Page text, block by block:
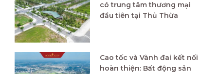
có trung tâm thương mại
đầu tiên tại Thủ Thừa
Cao tốc và Vành đai kết nối
hoàn thiện: Bất động sản